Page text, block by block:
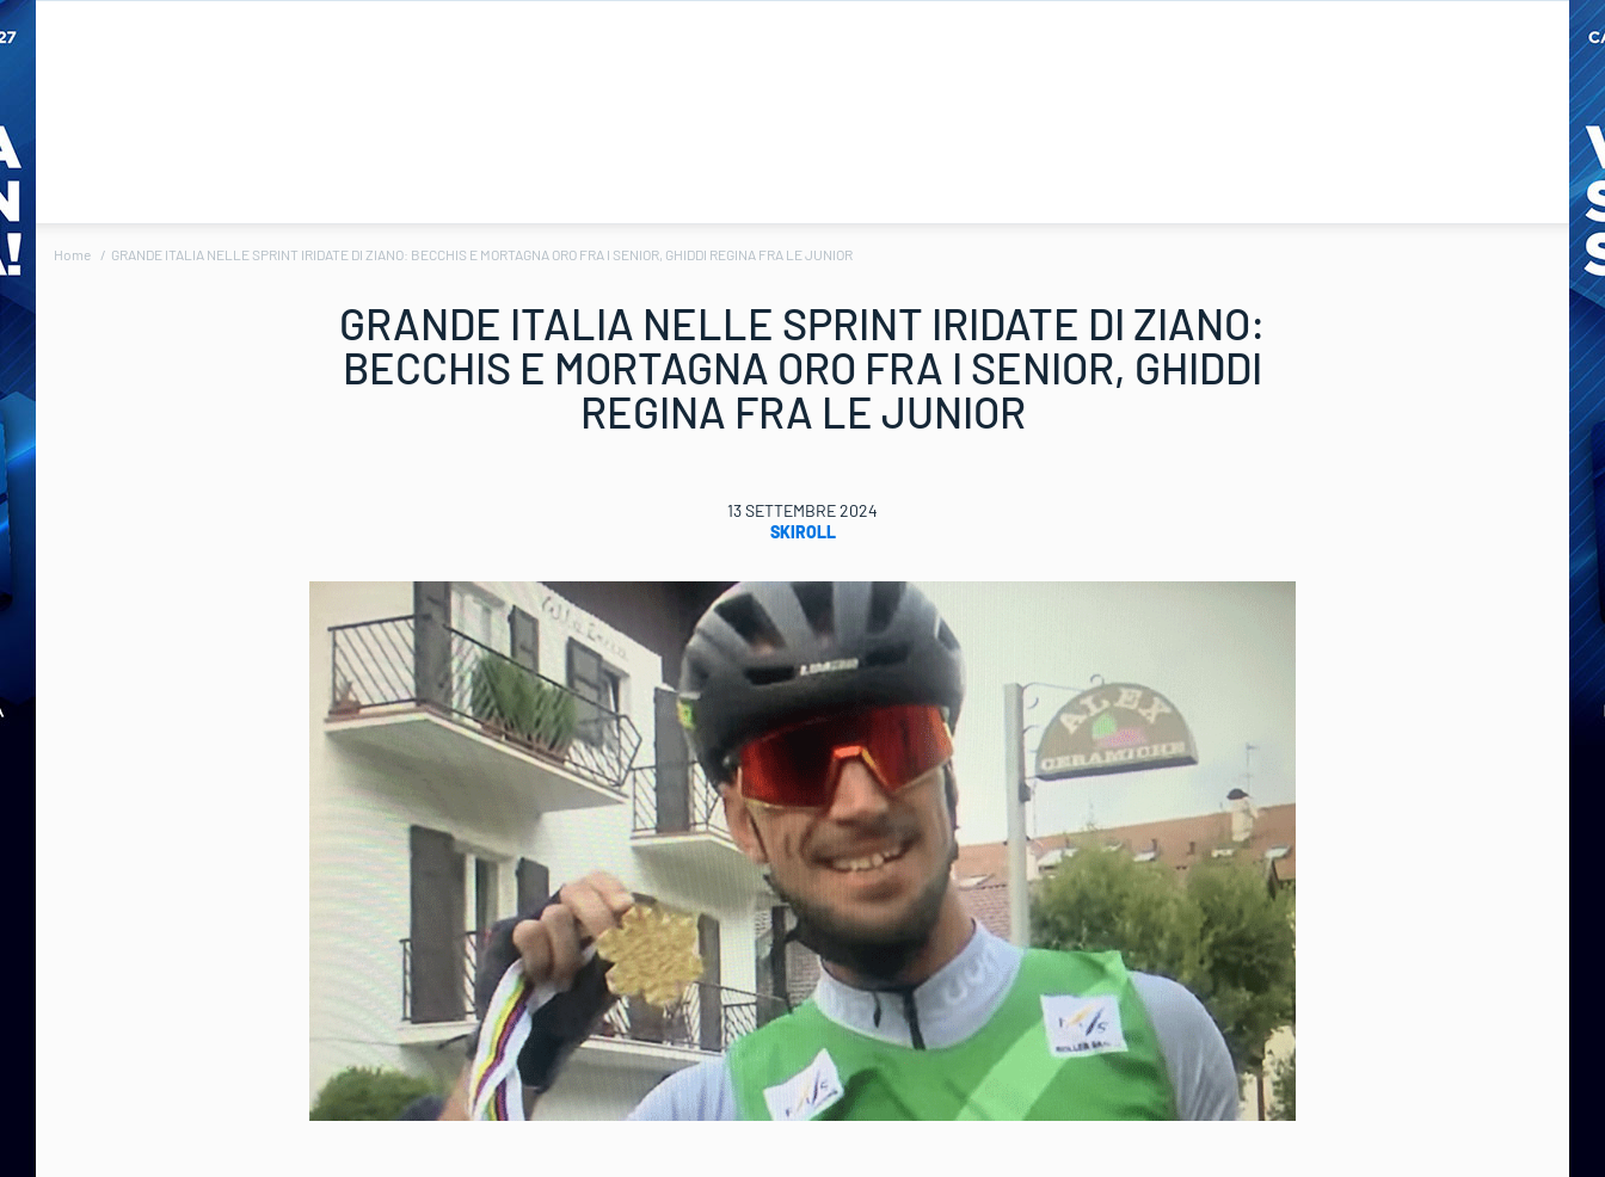
Home GRANDE ITALIA NELLE SPRINT IRIDATE DI ZIANO: BECCHIS E MORTAGNA ORO FRA I SENIOR, GHIDDI REGINA FRA LE JUNIOR
GRANDE ITALIA NELLE SPRINT IRIDATE DI ZIANO:
BECCHIS E MORTAGNA ORO FRA I SENIOR, GHIDDI
REGINA FRA LE JUNIOR
13 SETTEMBRE 2024
SKIROLL